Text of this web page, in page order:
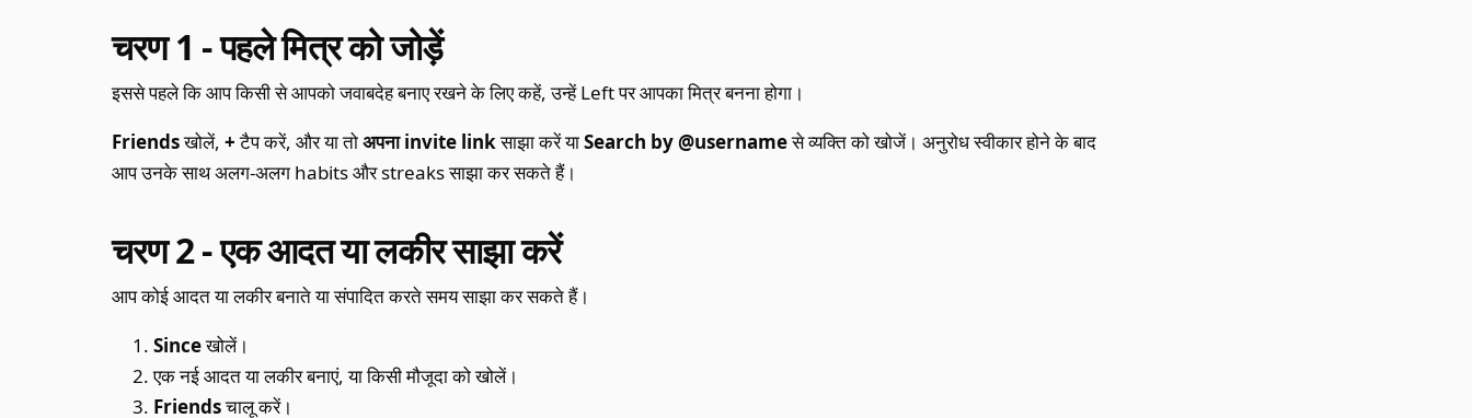
चरण 1 - पहले मित्र को जोड़ें
इससे पहले कि आप किसी से आपको जवाबदेह बनाए रखने के लिए कहें, उन्हें Left पर आपका मित्र बनना होगा।
Friendsखोलें, +टैप करें, और या तोअपना invite linkसाझा करें याSearch by @usernameसे व्यक्ति को खोजें। अनुरोध स्वीकार होने के बाद
आप उनके साथ अलग-अलग habits और streaks साझा कर सकते हैं।
चरण 2 - एक आदत या लकीर साझा करें
आप कोई आदत या लकीर बनाते या संपादित करते समय साझा कर सकते हैं।
Sinceखोलें।
एक नई आदत या लकीर बनाएं, या किसी मौजूदा को खोलें।
Friendsचालू करें।